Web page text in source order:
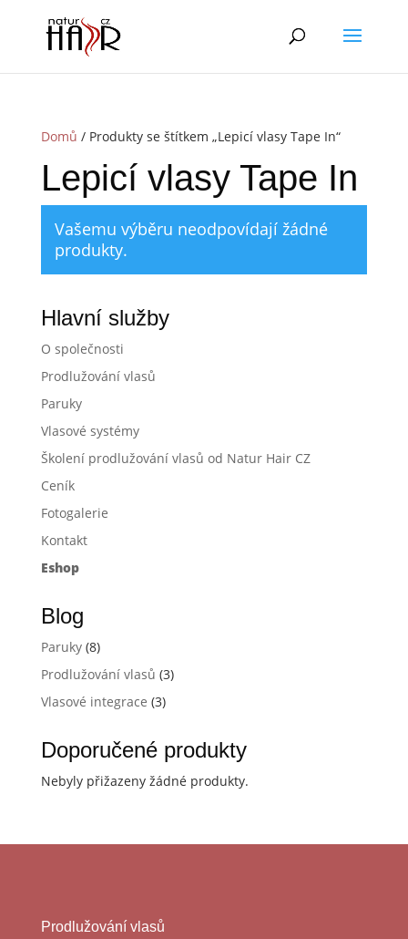
Domů / Produkty se štítkem „Lepicí vlasy Tape In“
Lepicí vlasy Tape In
Vašemu výběru neodpovídají žádné
produkty.
Hlavní služby
O společnosti
Prodlužování vlasů
Paruky
Vlasové systémy
Školení prodlužování vlasů od Natur Hair CZ
Ceník
Fotogalerie
Kontakt
Eshop
Blog
Paruky(8)
Prodlužování vlasů (3)
Vlasové integrace (3)
Doporučené produkty
Nebyly přižazeny žádné produkty.
Prodlužování vlasů